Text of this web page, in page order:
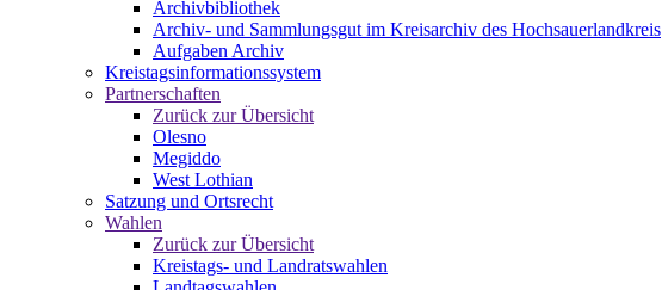
Archivbibliothek
Archiv- und Sammlungsgut im Kreisarchiv des Hochsauerlandkreis
Aufgaben Archiv
Kreistagsinformationssystem
Partnerschaften
Zurück zur Übersicht
Olesno
Megiddo
West Lothian
Satzung und Ortsrecht
Wahlen
Zurück zur Übersicht
Kreistags- und Landratswahlen